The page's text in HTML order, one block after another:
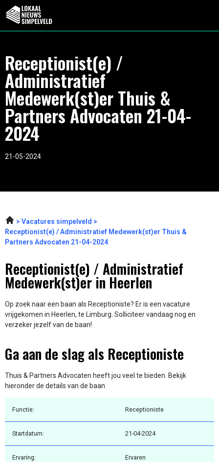
Receptionist(e) /
Administratief
Medewerk(st)er Thuis &
Partners Advocaten 21-04-
2024
21-05-2024
Vacatures simpelveld
Receptionist(e) / Administratief Medewerk(st)er Thuis &
Partners Advocaten 21-04-2024
Receptionist(e) / Administratief
Medewerk(st)er in Heerlen
Op zoek naar een baan als Receptioniste? Er is een vacature
vrijgekomen in Heerlen, te Limburg. Solliciteer vandaag nog en
verzeker jezelf van de baan!
Ga aan de slag als Receptioniste
Thuis & Partners Advocaten heeft jou veel te bieden. Bekijk
hieronder de details van de baan
Functie: Receptioniste
Startdatum: 21-04-2024
Ervaring: Ervaren